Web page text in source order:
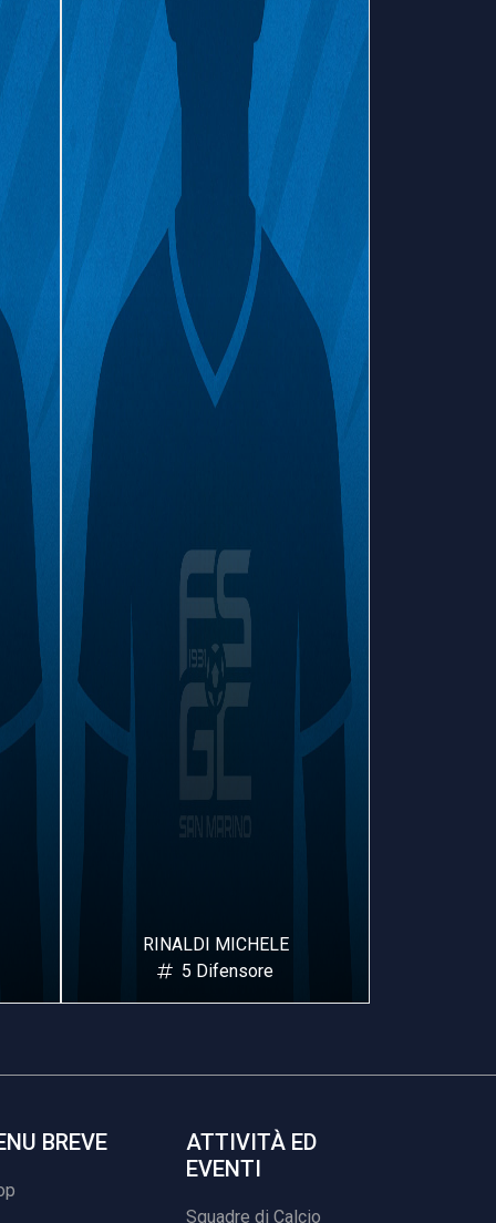
SABATO ROBERTO
6 Difensore
BREVE
ATTIVITÀ ED
EVENTI
Squadre di Calcio